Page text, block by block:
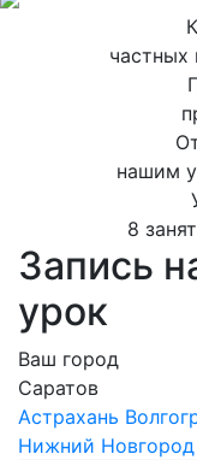
частных
нашим
8
Запись
урок
Ваш город
Саратов
Астрахань
Нижний Новгород